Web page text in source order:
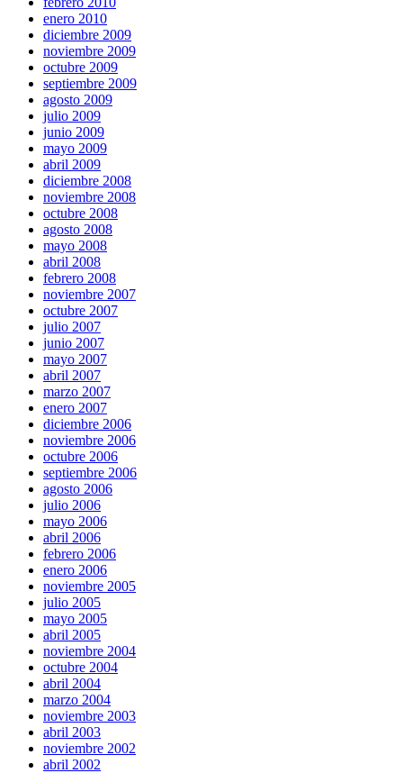
enero 2010
diciembre 2009
noviembre 2009
octubre 2009
septiembre 2009
agosto 2009
julio 2009
junio 2009
mayo 2009
abril 2009
diciembre 2008
noviembre 2008
octubre 2008
agosto 2008
mayo 2008
abril 2008
febrero 2008
noviembre 2007
octubre 2007
julio 2007
junio 2007
mayo 2007
abril 2007
marzo 2007
enero 2007
diciembre 2006
noviembre 2006
octubre 2006
septiembre 2006
agosto 2006
julio 2006
mayo 2006
abril 2006
febrero 2006
enero 2006
noviembre 2005
julio 2005
mayo 2005
abril 2005
noviembre 2004
octubre 2004
abril 2004
marzo 2004
noviembre 2003
abril 2003
noviembre 2002
abril 2002